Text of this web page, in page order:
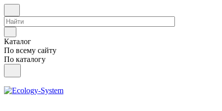
Каталог
По всему сайту
По каталогу